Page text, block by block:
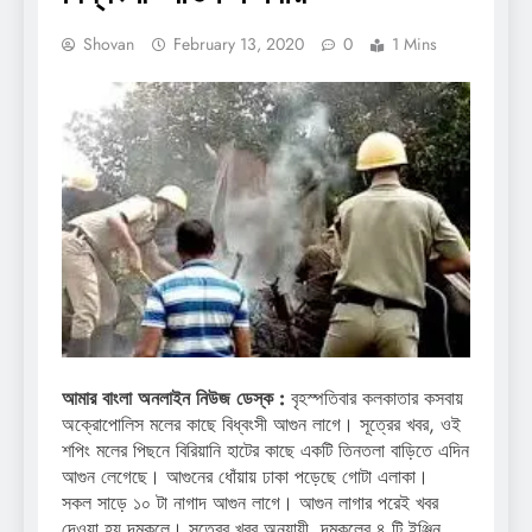
Shovan February 13, 2020 0 1 Mins
আমার বাংলা অনলাইন নিউজ ডেস্ক : বৃহস্পতিবার কলকাতার কসবায়
অক্রোপোলিস মলের কাছে বিধ্বংসী আগুন লাগে। সূত্রের খবর, ওই
শপিং মলের পিছনে বিরিয়ানি হাটের কাছে একটি তিনতলা বাড়িতে এদিন
আগুন লেগেছে। আগুনের ধোঁয়ায় ঢাকা পড়েছে গোটা এলাকা।
সকল সাড়ে ১০ টা নাগাদ আগুন লাগে। আগুন লাগার পরেই খবর